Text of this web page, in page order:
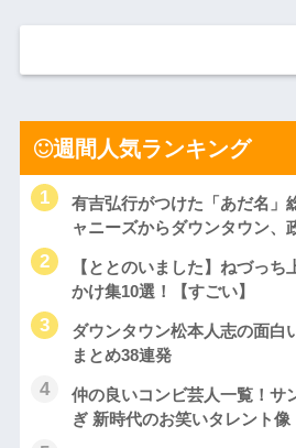
週間人気ランキング
有吉弘行がつけた「あだ名」
ャニーズからダウンタウン、
【ととのいました】ねづっ
かけ集10選！【すごい】
ダウンタウン松本人志の面白
まとめ38連発
仲の良いコンビ芸人一覧！サ
ぎ 新時代のお笑いタレント像